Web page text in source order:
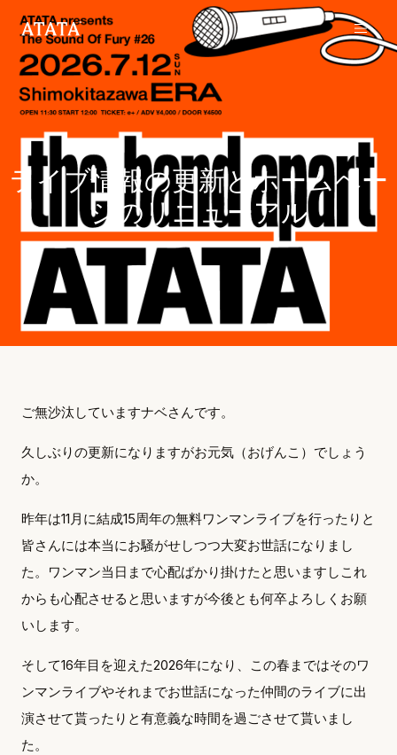
ライブ情報の更新とホームペー
ジのリニューアル
ご無沙汰していますナベさんです。
久しぶりの更新になりますがお元気（おげんこ）でしょう
か。
昨年は11月に結成15周年の無料ワンマンライブを行ったりと
皆さんには本当にお騒がせしつつ大変お世話になりまし
た。ワンマン当日まで心配ばかり掛けたと思いますしこれ
からも心配させると思いますが今後とも何卒よろしくお願
いします。
そして16年目を迎えた2026年になり、この春まではそのワ
ンマンライブやそれまでお世話になった仲間のライブに出
演させて貰ったりと有意義な時間を過ごさせて貰いまし
た。